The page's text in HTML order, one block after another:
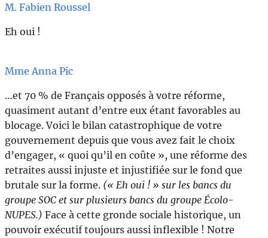
M. Fabien Roussel
Eh oui !
Mme Anna Pic
…et 70 % de Français opposés à votre réforme,
quasiment autant d’entre eux étant favorables au
blocage. Voici le bilan catastrophique de votre
gouvernement depuis que vous avez fait le choix
d’engager, « quoi qu’il en coûte », une réforme des
retraites aussi injuste et injustifiée sur le fond que
brutale sur la forme. (« Eh oui ! » sur les bancs du
groupe SOC et sur plusieurs bancs du groupe Écolo-
NUPES.) Face à cette gronde sociale historique, un
pouvoir exécutif toujours aussi inflexible ! Notre